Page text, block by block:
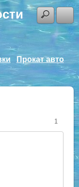
Прокат авто
1